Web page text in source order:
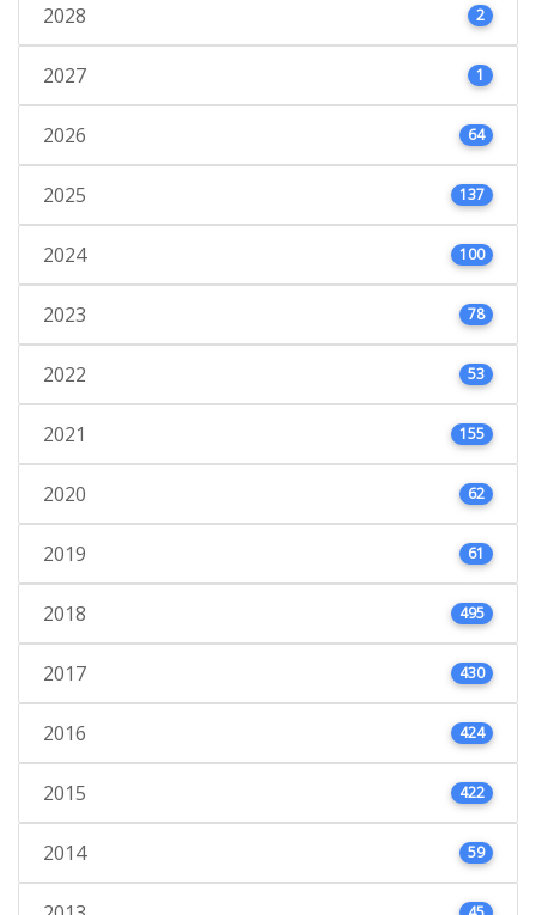
2028 2
2027 1
2026 64
2025 137
2024 100
2023 78
2022 53
2021 155
2020 62
2019 61
2018 495
2017 430
2016 424
2015 422
2014 59